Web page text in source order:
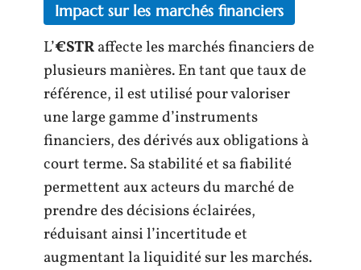
Impact sur les marchés financiers
L’€STRaffecte les marchés financiers de
plusieurs manières. En tant que taux de
référence, il est utilisé pour valoriser
une large gamme d’instruments
financiers, des dérivés aux obligations à
court terme. Sa stabilité et sa fiabilité
permettent aux acteurs du marché de
prendre des décisions éclairées,
réduisant ainsi l’incertitude et
augmentant la liquidité sur les marchés.